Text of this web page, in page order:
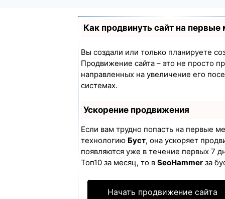
Как продвинуть сайт на первые
Вы создали или только планируете
Продвижение сайта – это не просто
направленных на увеличение его
системах.
Ускорение продвижения
Если вам трудно попасть на первые
технологию Буст, она ускоряет
появляются уже в течение первых 7
Топ10 за месяц, то в SeoHammer за
Начать продвижение сайта